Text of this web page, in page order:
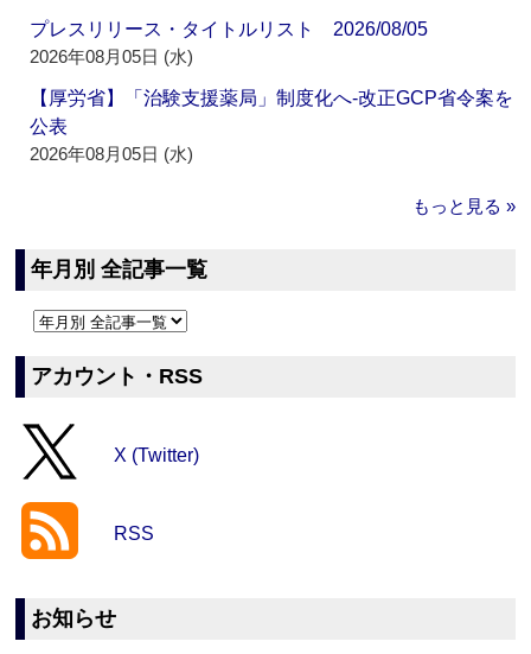
プレスリリース・タイトルリスト 2026/08/05
2026年08月05日 (水)
【厚労省】「治験支援薬局」制度化へ‐改正GCP省令案を
公表
2026年08月05日 (水)
もっと見る »
年月別 全記事一覧
アカウント・RSS
X (Twitter)
RSS
お知らせ